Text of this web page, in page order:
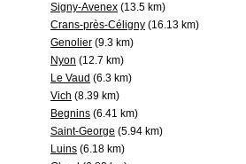
Signy-Avenex (13.5 km)
Crans-près-Céligny (16.13 km)
Genolier (9.3 km)
Nyon (12.7 km)
Le Vaud (6.3 km)
Vich (8.39 km)
Begnins (6.41 km)
Saint-George (5.94 km)
Luins (6.18 km)